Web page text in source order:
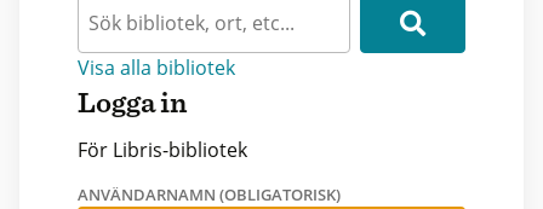
Visa alla bibliotek
Logga in
För Libris-bibliotek
ANVÄNDARNAMN (OBLIGATORISK)